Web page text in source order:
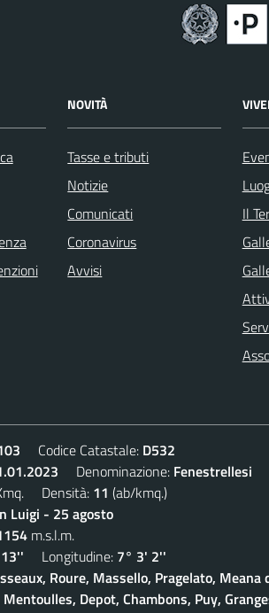
NOVITÀ
Tasse e tributi
Notizie
Comunicati
Coronavirus
Avvisi
Il
Codice Catastale: D532
Denominazione: Fenestrellesi
Densità: 11 (ab/kmq.)
Luigi - 25 agosto
m.s.l.m.
Longitudine: 7° 3' 2''
Roure, Massello, Pragelato,
Mentoulles, Depot, Chambons, Puy,